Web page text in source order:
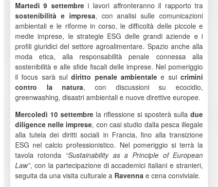
Martedì 9 settembrei lavori affronteranno il rapporto tra
sostenibilità e impresa, con analisi sulle comunicazioni
ambientali e le riforme in corso, le difficoltà delle piccole e
medie imprese, le strategie ESG delle grandi aziende e i
profili giuridici del settore agroalimentare. Spazio anche alla
moda etica, alla responsabilità penale connessa alla
sostenibilità e alle sfide fiscali delle imprese. Nel pomeriggio
il focus sarà suldiritto penale ambientale e suicrimini
contro la natura, con discussioni su ecocidio,
greenwashing, disastri ambientali e nuove direttive europee.
Mercoledì 10 settembrela riflessione si sposterà sulladue
diligence nelle imprese, con casi studio dalla pesca illegale
alla tutela dei diritti sociali in Francia, fino alla transizione
ESG nel calcio professionistico. Nel pomeriggio si terrà la
tavola rotonda “Sustainability as a Principle of European
Law”, con la partecipazione di accademici italiani e stranieri,
seguita da una visita culturale a Ravennae cena conviviale.